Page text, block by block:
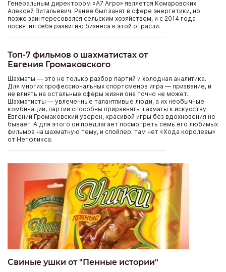
Генеральным директором «А7 Агро» является Комаровских
Алексей Витальевич. Ранее был занят в сфере энергетики, но
позже заинтересовался сельским хозяйством, и с 2014 года
посвятил себя развитию бизнеса в этой отрасли.
Топ-7 фильмов о шахматистах от
Евгения Громаковского
Шахматы — это не только разбор партий и холодная аналитика.
Для многих профессиональных спортсменов игра — призвание, и
не влиять на остальные сферы жизни она точно не может.
Шахматисты — увлеченные талантливые люди, а их необычные
комбинации, партии способны приравнять шахматы к искусству.
Евгений Громаковский уверен, красивой игры без вдохновения не
бывает. А для этого он предлагает посмотреть семь его любимых
фильмов на шахматную тему, и спойлер: там нет «Хода королевы»
от Нетфликса.
Свиные ушки от "Пенные истории"